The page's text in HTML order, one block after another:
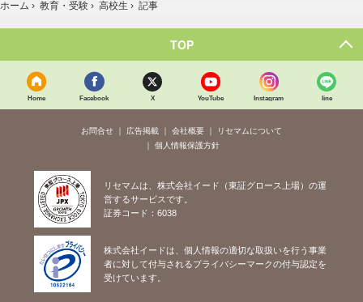
ホーム › 教育・受験 › 高校生 › 記事
TOP
Home Facebook X YouTube Instagram line
お問合せ 広告掲載 会社概要
リセマムについて
個人情報保護方針
リセマムは、株式会社イード（東証グロース上場）の運
営するサービスです。
証券コード：6038
株式会社イードは、個人情報の適切な取扱いを行う事業
者に対して付与されるプライバシーマークの付与認定を
受けています。